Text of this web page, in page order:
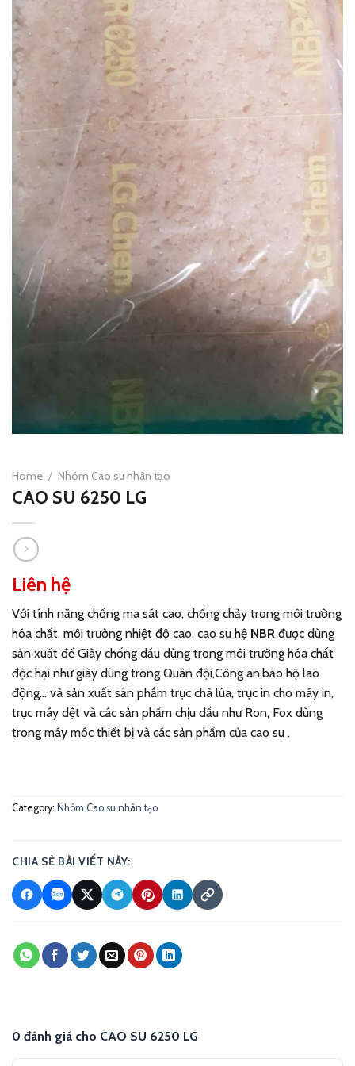
Home / Nhóm Cao su nhân tạo
CAO SU 6250 LG
Liên hệ
Với tính năng chống ma sát cao, chống chảy trong môi trường
hóa chất, môi trường nhiệt độ cao, cao su hệ NBR được dùng
sản xuất đế Giày chống dầu dùng trong môi trường hóa chất
độc hại như giày dùng trong Quân đội,Công an,bảo hộ lao
động… và sản xuất sản phẩm trục chà lúa, trục in cho máy in,
trục máy dệt và các sản phẩm chịu dầu như Ron, Fox dùng
trong máy móc thiết bị và các sản phẩm của cao su .
Category: Nhóm Cao su nhân tạo
CHIA SẺ BÀI VIẾT NÀY:
0 đánh giá cho CAO SU 6250 LG